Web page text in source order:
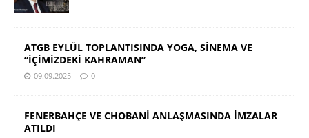
ATGB EYLÜL TOPLANTISINDA YOGA, SİNEMA VE
“İÇİMİZDEKİ KAHRAMAN”
09.09.2025 0
FENERBAHÇE VE CHOBANİ ANLAŞMASINDA İMZALAR
ATILDI